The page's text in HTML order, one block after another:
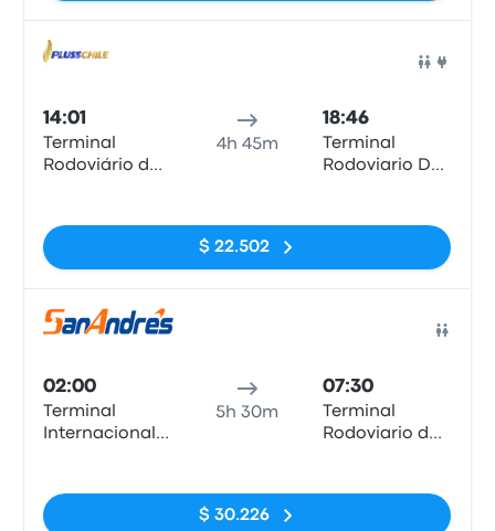
14:01
Terminal
Rodoviário de
4h 45m
18:46
Terminal
Rodoviario De
$ 22.502
02:00
Terminal
Internacional
5h 30m
07:30
Terminal
Rodoviario de
$ 30.226